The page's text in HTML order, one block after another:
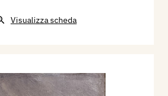
Visualizza scheda